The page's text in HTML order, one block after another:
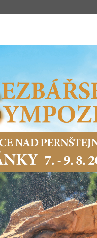
ÚŘAD
Domů Město a samospráva
2022
INDIVIUÁLNÍ DOTACE
VZOR Veřejnoprávní
VZOR Žádosti o
VZOR Závěrečná
GRANTOVÉ PROGRAMY